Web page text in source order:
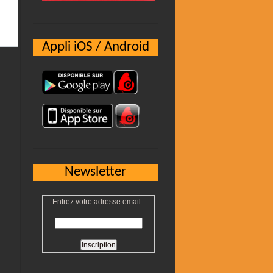
Appli iOS / Android
Newsletter
Entrez votre adresse email :